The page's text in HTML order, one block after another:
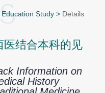
Education Study > Details
医结合本科的见
Information on
History